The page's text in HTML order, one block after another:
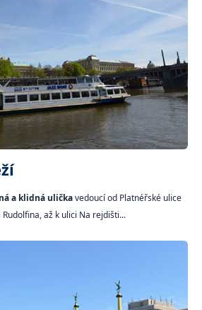
a klidná uličkavedoucí od Platnéřské ulice
až k ulici Na rejdišti...